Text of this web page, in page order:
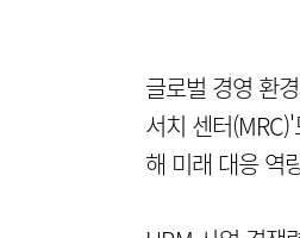
글로벌 경영 환
서치 센터
해 미래 대응 역